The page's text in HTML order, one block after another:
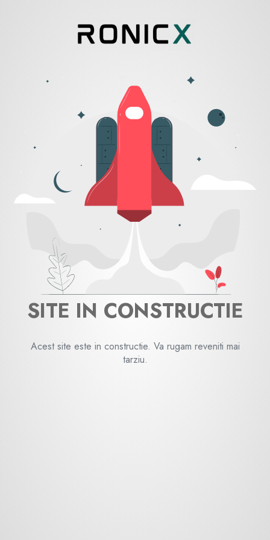
SITE IN CONSTRUCTIE
Acest site este in constructie. Va rugam reveniti mai
tarziu.